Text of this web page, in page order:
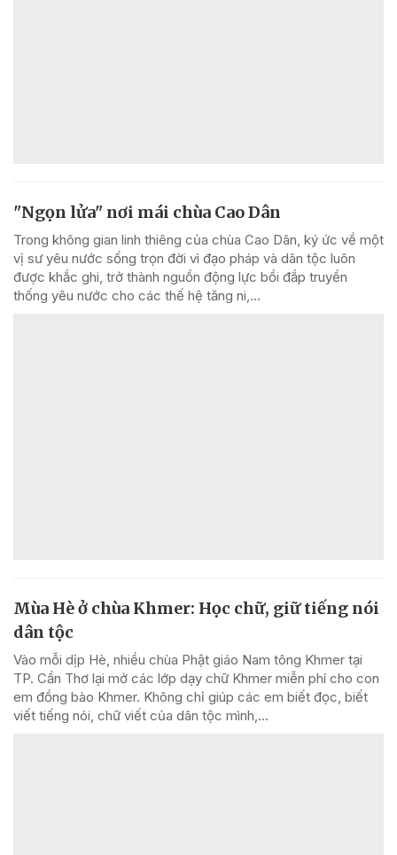
"Ngọn lửa" nơi mái chùa Cao Dân
Trong không gian linh thiêng của chùa Cao Dân, ký ức về một
vị sư yêu nước sống trọn đời vì đạo pháp và dân tộc luôn
được khắc ghi, trở thành nguồn động lực bồi đắp truyền
thống yêu nước cho các thế hệ tăng ni,...
Mùa Hè ở chùa Khmer: Học chữ, giữ tiếng nói
dân tộc
Vào mỗi dịp Hè, nhiều chùa Phật giáo Nam tông Khmer tại
TP. Cần Thơ lại mở các lớp dạy chữ Khmer miễn phí cho con
em đồng bào Khmer. Không chỉ giúp các em biết đọc, biết
viết tiếng nói, chữ viết của dân tộc mình,...